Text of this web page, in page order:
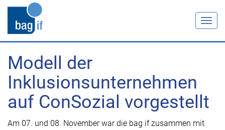
Modell der
Inklusionsunternehmen
auf ConSozial vorgestellt
Am 07. und 08. November war die bag if zusammen mit